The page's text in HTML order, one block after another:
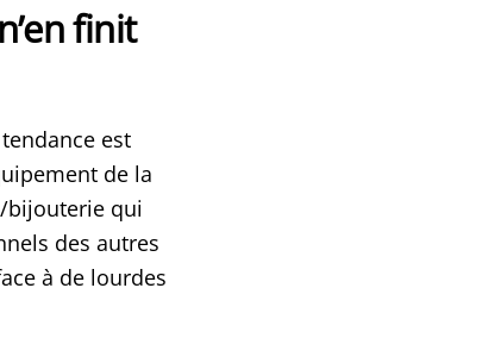
finit
est
de la
bijouterie qui
des autres
à de lourdes